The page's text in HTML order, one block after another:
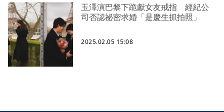
玉澤演巴黎下跪獻女友戒指 經紀公
司否認祕密求婚「是慶生抓拍照」
2025.02.05 15:08